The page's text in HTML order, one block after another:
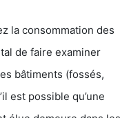
la consommation des
de faire examiner
bâtiments (fossés,
est possible qu’une